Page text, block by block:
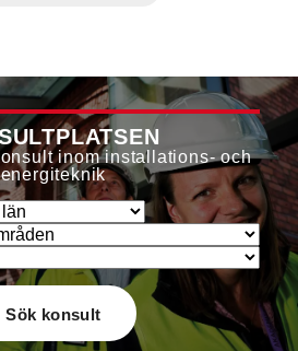
inom installations- och
energiteknik